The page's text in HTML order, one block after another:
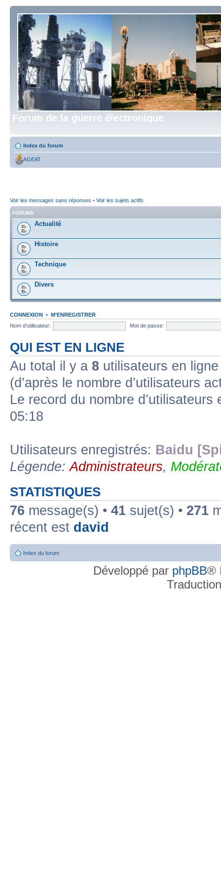
Forum de la guerre électronique
Index du forum
AGEAT
Voir les messages sans réponses • Voir les sujets actifs
FORUMS
Actualité
Histoire
Technique
Divers
CONNEXION • M’ENREGISTRER
Nom d’utilisateur:
Mot de passe:
QUI EST EN LIGNE
Au total il y a 8 utilisateurs en
(d’après le nombre d’utilisateurs
Le record du nombre
05:18
Utilisateurs enregistrés: Baidu
Légende:Administrateurs,
STATISTIQUES
76 message(s) • 41 sujet(s) • 271
récent est david
Index du forum
Développé par phpBB®